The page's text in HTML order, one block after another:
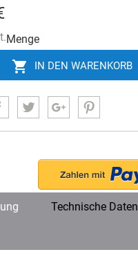
Menge
 IN DEN WARENKORB
Technische Daten